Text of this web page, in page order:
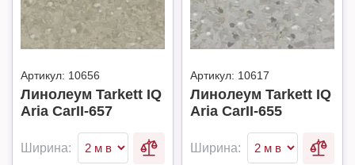
Артикул: 10656
Линолеум Tarkett IQ
Aria CarII-657
Ширина:
Артикул: 10617
Линолеум Tarkett IQ
Aria CarII-655
Ширина: